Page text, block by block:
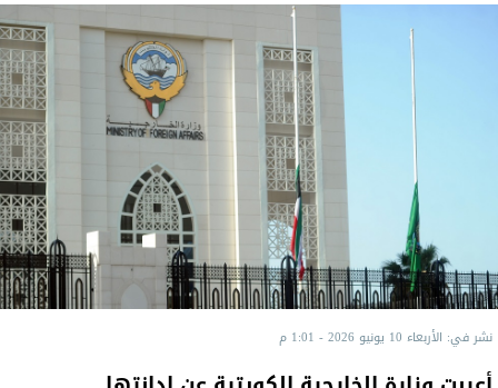
نشر في: الأربعاء 10 يونيو 2026 - 1:01 م